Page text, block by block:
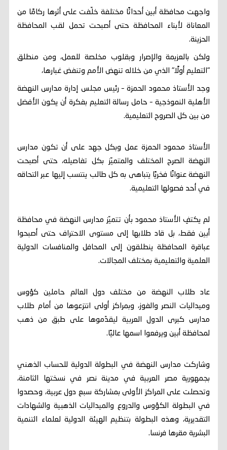
واجهت محافظة أبين أحداثًا مختلفة خلّفت على أثرها ركامًا من
المعاناة لأبناء المحافظة حتى أصبحت تحمل لقب المحافظة
الحزينة.
ولكن بالعزيمة والإصرار وبقلوب مخلصة للعمل، ومن منطلق
"التعليم أولًا" الذي من خلاله تنهض الأمم وتنفض غبارها،
وجد الأستاذ محمود الحمزة – رئيس مجلس إدارة مدارس النهضة
الأهلية النموذجية – حامل رسالة التعليم بفكرة أن يكون الأفضل
من بين كل الصروح التعليمية.
الأستاذ محمود الحمزة عمل وبكل جهد على أن تكون مدارس
النهضة الصرح المختلف والمتميّز بكل تفاصيله، حتى أصبحت
النهضة عنوانًا فخريًا يتباهى به كل طالب ينتسب إليها عبر التحاقه
في أحد فصولها التعليمية.
لم يكتفِ الأستاذ محمود بأن تتميّز مدارس النهضة في محافظة
أبين فقط، بل قاد طلابها إلى مستوى الاحتراف حتى أصبحوا
عباقرة المحافظة ينطلقون إلى المحافل والمنافسات الدولية
العلمية والتعليمية بمختلف المجالات.
عاد طلاب النهضة من مختلف دول العالم حاملين كؤوس
وميداليات النصر والفوز، وبمراكز أولى انتزعوها من أمام طلاب
مدارس كبرى الدول العربية ليقدّموها على طبق من ذهب
لمحافظة أبين ويرفعوا اسمها عاليًا.
وشاركت مدارس النهضة في البطولة الدولية للحساب الذهني
بجمهورية مصر العربية في مدينة نصر في نسختها الثامنة،
وتحصلت على المراكز الأولى بمشاركة سبع دول عربية، وحصدوا
في البطولة الكؤوس والدروع والميداليات الذهبية والشهادات
التقديرية، وهذه البطولة بتنظيم الهيئة الدولية لعلماء التنمية
البشرية مقرها فرنسا.